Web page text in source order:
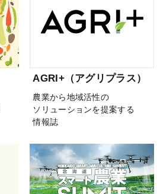
AGRI+（アグリプラス）
農業から地域活性の
ソリューションを提案する
情報誌